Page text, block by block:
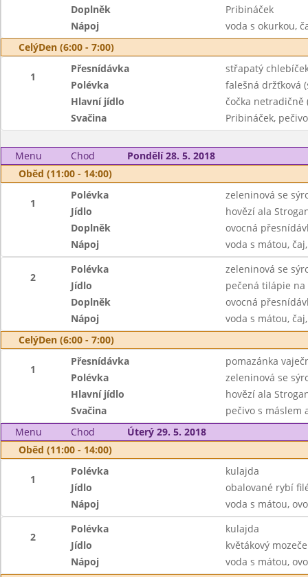
Doplněk
Pribináček
Nápoj
voda s okurkou,
CelýDen (6:00 - 7:00)
1
Přesnídávka
střapatý
Polévka
falešná držťková
Hlavní jídlo
čočka netradičně
Svačina
Pribináček,
Menu Chod
Pondělí 28. 5. 2018
Oběd (11:00 - 14:00)
1
Polévka
zeleninová se
Jídlo
hovězí ala
Doplněk
ovocná
Nápoj
voda s mátou,
2
Polévka
zeleninová se
Jídlo
pečená tilápie
Doplněk
ovocná
Nápoj
voda s mátou,
CelýDen (6:00 - 7:00)
1
Přesnídávka
pomazánka
Polévka
zeleninová se
Hlavní jídlo
hovězí ala
Svačina
pečivo s máslem
Menu
Chod
Úterý 29. 5. 2018
Oběd (11:00 - 14:00)
1
Polévka
kulajda
Jídlo
obalované rybí
Nápoj
voda s mátou,
2
Polévka
kulajda
Jídlo
květákový
Nápoj
voda s mátou,